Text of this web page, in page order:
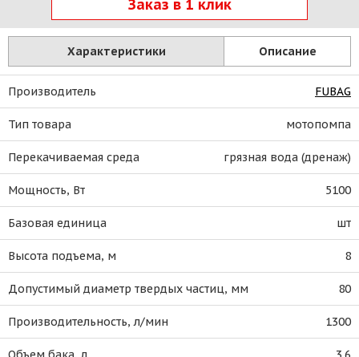
Заказ в 1 клик
Характеристики Описание
Производитель FUBAG
Тип товара мотопомпа
Перекачиваемая среда грязная вода (дренаж)
Мощность, Вт 5100
Базовая единица шт
Высота подъема, м 8
Допустимый диаметр твердых частиц, мм 80
Производительность, л/мин 1300